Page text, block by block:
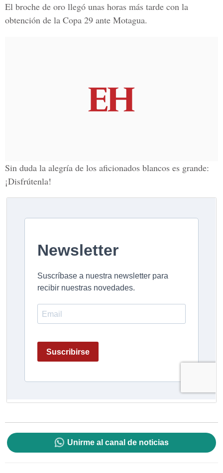
El broche de oro llegó unas horas más tarde con la
obtención de la Copa 29 ante Motagua.
Sin duda la alegría de los aficionados blancos es grande:
¡Disfrútenla!
Unirme al canal de noticias